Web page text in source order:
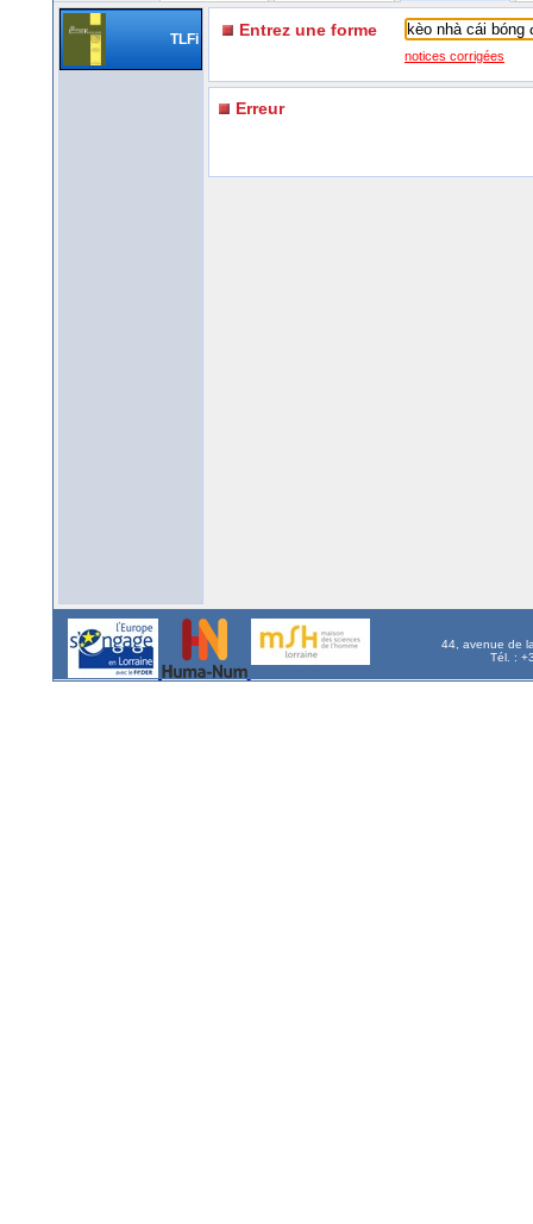
TLFi Entrez une forme
notices corrigées
Erreur
44, avenue de
Tél. :